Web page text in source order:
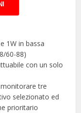
1W in bassa
60-88)
con un solo
tre
selezionato ed
prioritario